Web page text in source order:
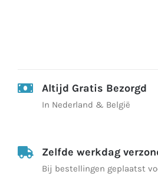
Altijd Gratis Bezorgd
In Nederland & België
Zelfde werkdag
Bij bestellingen geplaatst